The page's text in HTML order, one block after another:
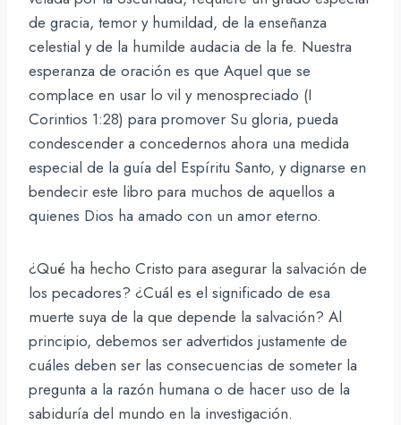
de gracia, temor y humildad, de la enseñanza
celestial y de la humilde audacia de la fe. Nuestra
esperanza de oración es que Aquel que se
complace en usar lo vil y menospreciado (I
Corintios 1:28) para promover Su gloria, pueda
condescender a concedernos ahora una medida
especial de la guía del Espíritu Santo, y dignarse en
bendecir este libro para muchos de aquellos a
quienes Dios ha amado con un amor eterno.
¿Qué ha hecho Cristo para asegurar la salvación de
los pecadores? ¿Cuál es el significado de esa
muerte suya de la que depende la salvación? Al
principio, debemos ser advertidos justamente de
cuáles deben ser las consecuencias de someter la
pregunta a la razón humana o de hacer uso de la
sabiduría del mundo en la investigación.